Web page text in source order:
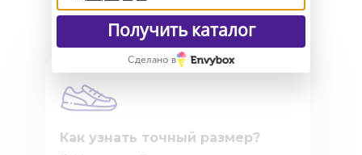
Как узнать точный размер?
Получить каталог
Сделано в